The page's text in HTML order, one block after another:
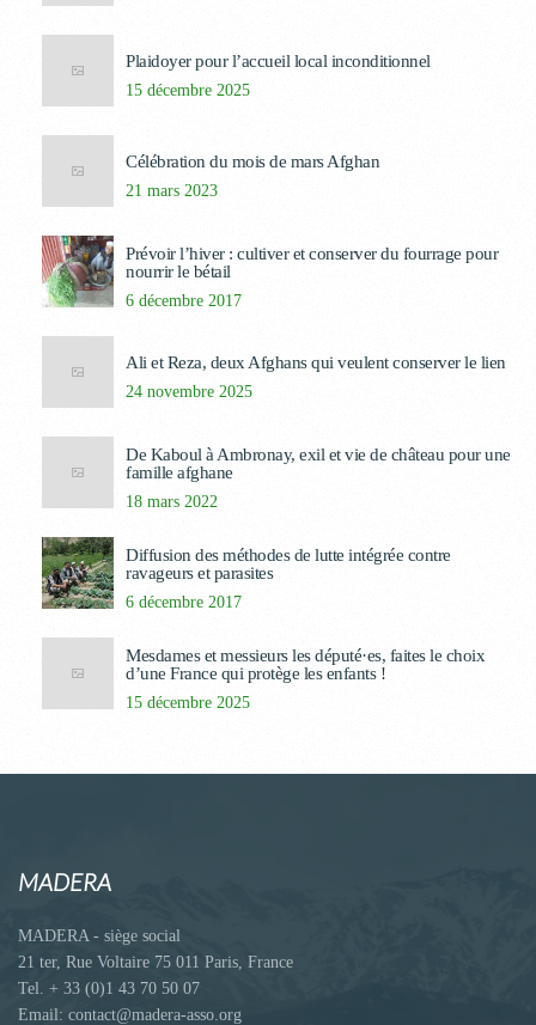
Plaidoyer pour l’accueil local inconditionnel
15 décembre 2025
Célébration du mois de mars Afghan
21 mars 2023
Prévoir l’hiver : cultiver et conserver du fourrage pour
nourrir le bétail
6 décembre 2017
Ali et Reza, deux Afghans qui veulent conserver le lien
24 novembre 2025
De Kaboul à Ambronay, exil et vie de château pour une
famille afghane
18 mars 2022
Diffusion des méthodes de lutte intégrée contre
ravageurs et parasites
6 décembre 2017
Mesdames et messieurs les député·es, faites le choix
d’une France qui protège les enfants !
15 décembre 2025
MADERA
MADERA - siège social
21 ter, Rue Voltaire 75 011 Paris, France
Tel. + 33 (0)1 43 70 50 07
Email: contact@madera-asso.org